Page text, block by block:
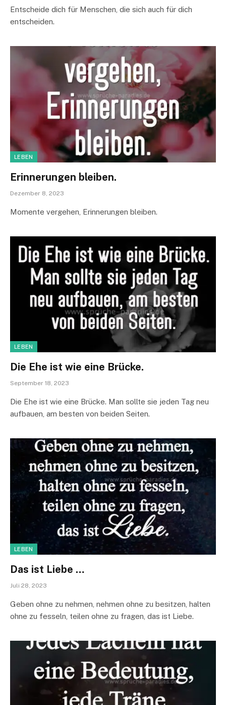
Entscheide dich für Menschen, die sich auch für dich
entscheiden.
LEBEN
Erinnerungen bleiben.
Dezember 8, 2023
Momente vergehen, Erinnerungen bleiben.
LEBEN
Die Ehe ist wie eine Brücke.
September 18, 2023
Die Ehe ist wie eine Brücke. Man sollte sie jeden Tag neu
aufbauen, am besten von beiden Seiten.
LEBEN
Das ist Liebe …
Juli 28, 2023
Geben ohne zu nehmen, nehmen ohne zu besitzen, halten
ohne zu fesseln, teilen ohne zu fragen, das ist Liebe.